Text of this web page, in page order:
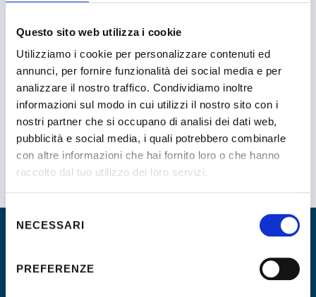
Questo sito web utilizza i cookie
Utilizziamo i cookie per personalizzare contenuti ed
annunci, per fornire funzionalità dei social media e per
analizzare il nostro traffico. Condividiamo inoltre
informazioni sul modo in cui utilizzi il nostro sito con i
nostri partner che si occupano di analisi dei dati web,
pubblicità e social media, i quali potrebbero combinarle
con altre informazioni che hai fornito loro o che hanno
raccolto dal tuo utilizzo dei loro servizi.
Selezione
delNECESSARI
PREFERENZE
Usuelli Eleonora
L’Associazione Nazionale Orientatori aderisce a